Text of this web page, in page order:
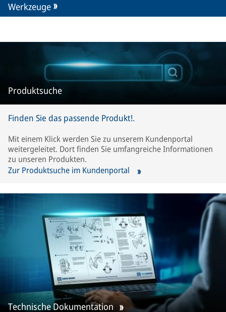
Werkzeuge
Produktsuche
Finden Sie das passende Produkt!.
Mit einem Klick werden Sie zu unserem Kundenportal
weitergeleitet. Dort finden Sie umfangreiche Informationen
zu unseren Produkten.
Zur Produktsuche im Kundenportal
Technische Dokumentation